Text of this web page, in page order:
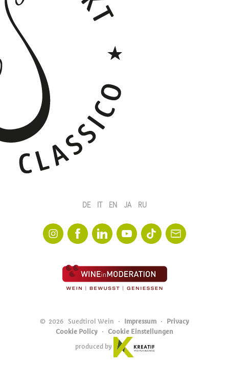
© 2026 Suedtirol Wein Impressum
Privacy
Cookie Policy
Cookie Einstellungen
produced by
DE IT EN JA RU